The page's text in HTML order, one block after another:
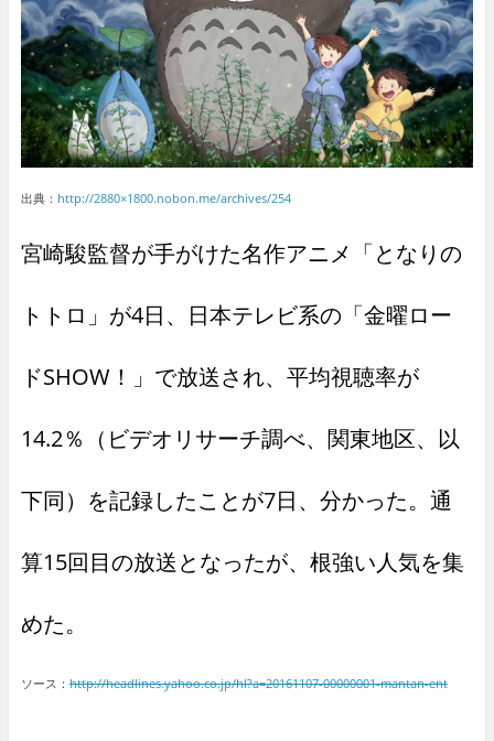
出典： http://2880×1800.nobon.me/archives/254
宮崎駿監督が手がけた名作アニメ「となりの
トトロ」が4日、日本テレビ系の「金曜ロー
ドSHOW！」で放送され、平均視聴率が
14.2％（ビデオリサーチ調べ、関東地区、以
下同）を記録したことが7日、分かった。通
算15回目の放送となったが、根強い人気を集
めた。
ソース： http://headlines.yahoo.co.jp/hl?a=20161107-00000001-mantan-ent